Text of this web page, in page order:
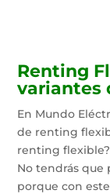
Renting
variantes
En Mundo
de renting
renting flexible?
No tendrás que
porque con